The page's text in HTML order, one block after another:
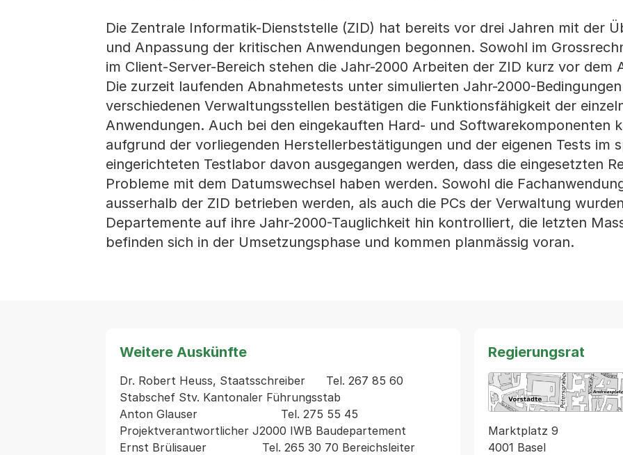
Die Zentrale Informatik-Dienststelle (ZID) hat bereits vor drei Jahren mit der
und Anpassung der kritischen Anwendungen begonnen. Sowohl im
im Client-Server-Bereich stehen die Jahr-2000 Arbeiten der ZID kurz vor dem
Die zurzeit laufenden Abnahmetests unter simulierten Jahr-2000-
verschiedenen Verwaltungsstellen bestätigen die Funktionsfähigkeit der
Anwendungen. Auch bei den eingekauften Hard- und Softwarekomponenten
aufgrund der vorliegenden Herstellerbestätigungen und der eigenen Tests im
eingerichteten Testlabor davon ausgegangen werden, dass die eingesetzten
Probleme mit dem Datumswechsel haben werden. Sowohl die
ausserhalb der ZID betrieben werden, als auch die PCs der Verwaltung
Departemente auf ihre Jahr-2000-Tauglichkeit hin kontrolliert, die letzten
befinden sich in der Umsetzungsphase und kommen planmässig voran.
Weitere Auskünfte
Dr. Robert Heuss, Staatsschreiber      Tel. 267 85 60
Stabschef Stv. Kantonaler Führungsstab
Anton Glauser                        Tel. 275 55 45
Projektverantwortlicher J2000 IWB Baudepartement
Ernst Brülisauer                Tel. 265 30 70 Bereichsleiter
Regierungsrat
Marktplatz 9
4001 Basel